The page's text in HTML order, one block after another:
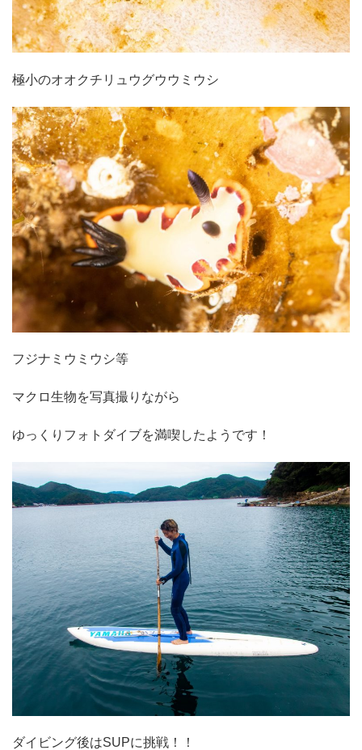
極小のオオクチリュウグウウミウシ
フジナミウミウシ等
マクロ生物を写真撮りながら
ゆっくりフォトダイブを満喫したようです！
ダイビング後はSUPに挑戦！！